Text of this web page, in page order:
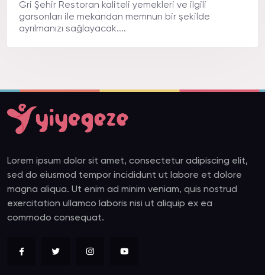
Gri Şehir Restoran kaliteli yemekleri ve ilgili
garsonları ile mekandan memnun bir şekilde
ayrılmanızı sağlayacak....
Lorem ipsum dolor sit amet, consectetur adipiscing elit,
sed do eiusmod tempor incididunt ut labore et dolore
magna aliqua. Ut enim ad minim veniam, quis nostrud
exercitation ullamco laboris nisi ut aliquip ex ea
commodo consequat.